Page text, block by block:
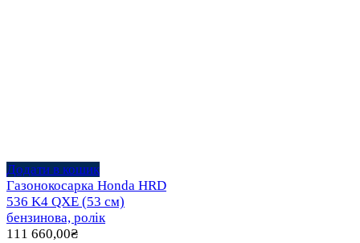
Додати в кошик
Газонокосарка Honda HRD
536 K4 QXE (53 см)
бензинова, ролік
111 660,00₴